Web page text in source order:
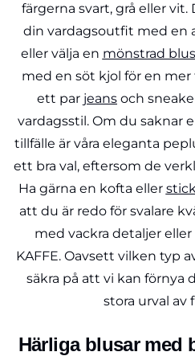
färgerna svart, grå eller
din vardagsoutfit med en
eller välja en mönstrad blus
med en söt kjol för en
ett par jeans och
vardagsstil. Om du saknar
tillfälle är våra eleganta
ett bra val, eftersom de
Ha gärna en kofta eller
att du är redo för svalare
med vackra detaljer
KAFFE. Oavsett vilken typ
säkra på att vi kan förnya
stora urval av
Härliga blusar med